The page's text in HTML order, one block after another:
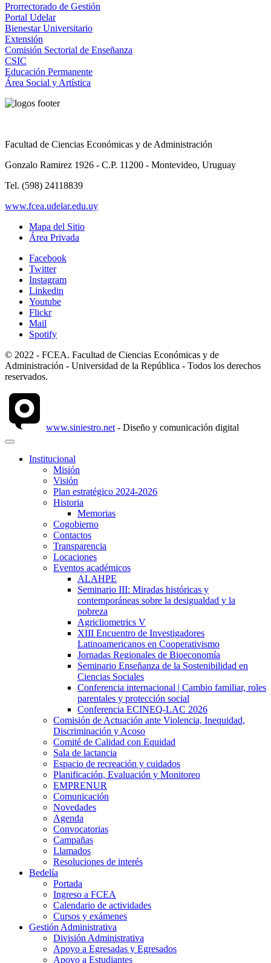
Prorrectorado de Gestión
Portal Udelar
Bienestar Universitario
Extensión
Comisión Sectorial de Enseñanza
CSIC
Educación Permanente
Área Social y Artística
Facultad de Ciencias Económicas y de Administración
Gonzalo Ramirez 1926 - C.P. 11200 - Montevideo, Uruguay
Tel. (598) 24118839
www.fcea.udelar.edu.uy
Mapa del Sitio
Área Privada
Facebook
Twitter
Instagram
Linkedin
Youtube
Flickr
Mail
Spotify
© 2022 - FCEA. Facultad de Ciencias Económicas y de
Administración - Universidad de la República - Todos los derechos
reservados.
www.siniestro.net - Diseño y comunicación digital
Institucional
Misión
Visión
Plan estratégico 2024-2026
Historia
Memorias
Cogobierno
Contactos
Transparencia
Locaciones
Eventos académicos
ALAHPE
Seminario III: Miradas históricas y
contemporáneas sobre la desigualdad y la
pobreza
Agricliometrics V
XIII Encuentro de Investigadores
Latinoamericanos en Cooperativismo
Jornadas Regionales de Bioeconomía
Seminario Enseñanza de la Sostenibilidad en
Ciencias Sociales
Conferencia internacional | Cambio familiar, roles
parentales y protección social
Conferencia ECINEQ-LAC 2026
Comisión de Actuación ante Violencia, Inequidad,
Discriminación y Acoso
Comité de Calidad con Equidad
Sala de lactancia
Espacio de recreación y cuidados
Planificación, Evaluación y Monitoreo
EMPRENUR
Comunicación
Novedades
Agenda
Convocatorias
Campañas
Llamados
Resoluciones de interés
Bedelía
Portada
Ingreso a FCEA
Calendario de actividades
Cursos y exámenes
Gestión Administrativa
División Administrativa
Apoyo a Egresadas y Egresados
Apoyo a Estudiantes